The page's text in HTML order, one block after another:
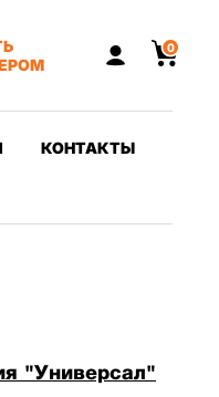
0
КОНТАКТЫ
"Универсал"